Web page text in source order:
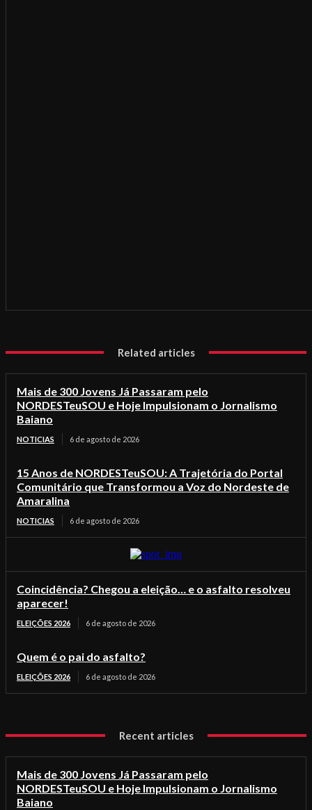
Related articles
Mais de 300 Jovens Já Passaram pelo
NORDESTeuSOU e Hoje Impulsionam o Jornalismo
Baiano
NOTICIAS 6 de agosto de 2026
15 Anos de NORDESTeuSOU: A Trajetória do Portal
Comunitário que Transformou a Voz do Nordeste de
Amaralina
NOTICIAS 6 de agosto de 2026
Coincidência? Chegou a eleição… e o asfalto resolveu
aparecer!
ELEIÇÕES 2026 6 de agosto de 2026
Quem é o pai do asfalto?
ELEIÇÕES 2026 6 de agosto de 2026
Recent articles
Mais de 300 Jovens Já Passaram pelo
NORDESTeuSOU e Hoje Impulsionam o Jornalismo
Baiano